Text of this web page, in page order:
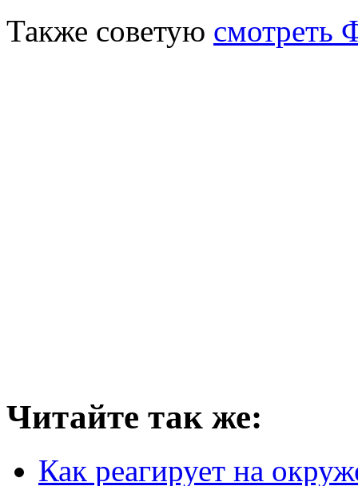
Также советую смотреть
Читайте так же:
Как реагирует на